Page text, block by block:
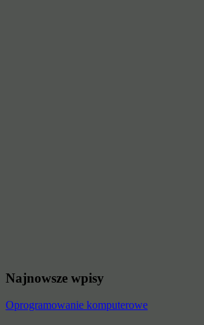
Najnowsze wpisy
Oprogramowanie komputerowe